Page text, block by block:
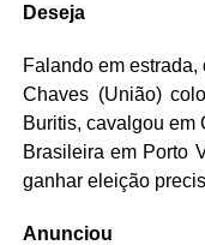
Deseja
Falando em
Chaves (União)
Buritis, cavalgou em
Brasileira em Porto
ganhar eleição
Anunciou